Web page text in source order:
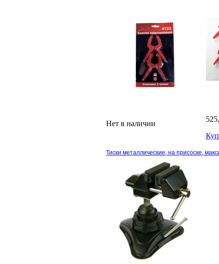
Нет в наличии
Тиски металлические, на присоске,